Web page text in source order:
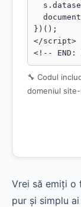
})();
</script>
<!-- END:
🔧 Codul
domeniul
Vrei să emiți o
pur și simplu